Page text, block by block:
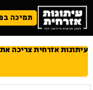
תמיכה
עיתונות אזרחית צריכה